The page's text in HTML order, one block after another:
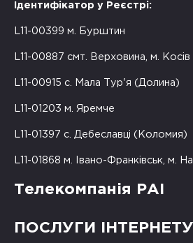
Ідентифікатор у Реєстрі:
L11-00399 м. Бурштин
L11-00887 смт. Верховина, м. Косів
L11-00915 с. Мала Тур'я (Долина)
L11-01203 м. Яремче
L11-01397 с. Дебеславці (Коломия)
L11-01868 м. Івано-Франківськ, м.
Телекомпанія РАІ
ПОСЛУГИ